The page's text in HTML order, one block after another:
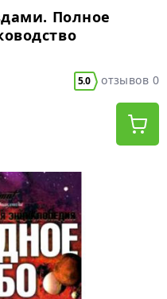
Полное
5.0 отзывов 0